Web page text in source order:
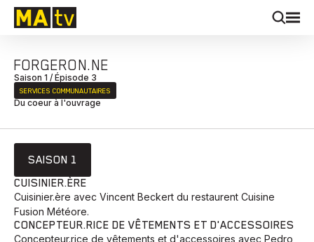
FORGERON.NE
Saison 1 / Épisode 3
SERVICES COMMUNAUTAIRES
Du coeur à l'ouvrage
SAISON 1
CUISINIER.ÈRE
Cuisinier.ère avec Vincent Beckert du restaurent Cuisine
Fusion Météore.
CONCEPTEUR.RICE DE VÊTEMENTS ET D'ACCESSOIRES
Concepteur.rice de vêtements et d'accessoires avec Pedro